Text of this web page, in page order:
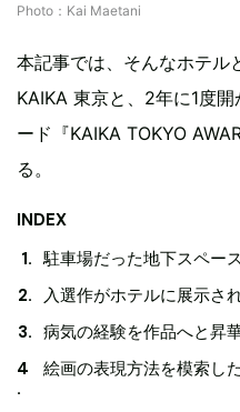
Photo：Kai Maetani
本記事では、そんなホテル
KAIKA 東京と、2年に1度
ード『KAIKA TOKYO
る。
INDEX
駐車場だった地下スペー
入選作がホテルに展示さ
病気の経験を作品へと昇
絵画の表現方法を模索し